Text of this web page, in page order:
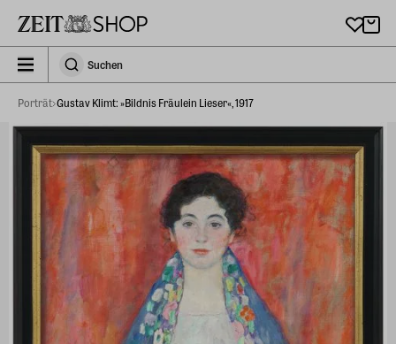
zeit_storefront.components.search.collapsed
SuchenSuchen
Porträt Gustav Klimt: »Bildnis Fräulein Lieser«, 1917